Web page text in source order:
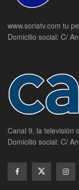
www.soriatv.com tu
Domicilio social: C/
Canal 9, la televisión
Domicilio social: C/